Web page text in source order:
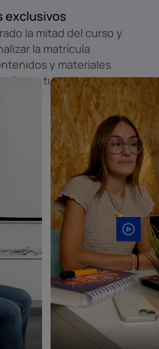
exclusivos
la mitad del curso y
la matrícula
y materiales
reforzar tu aprendizaje.